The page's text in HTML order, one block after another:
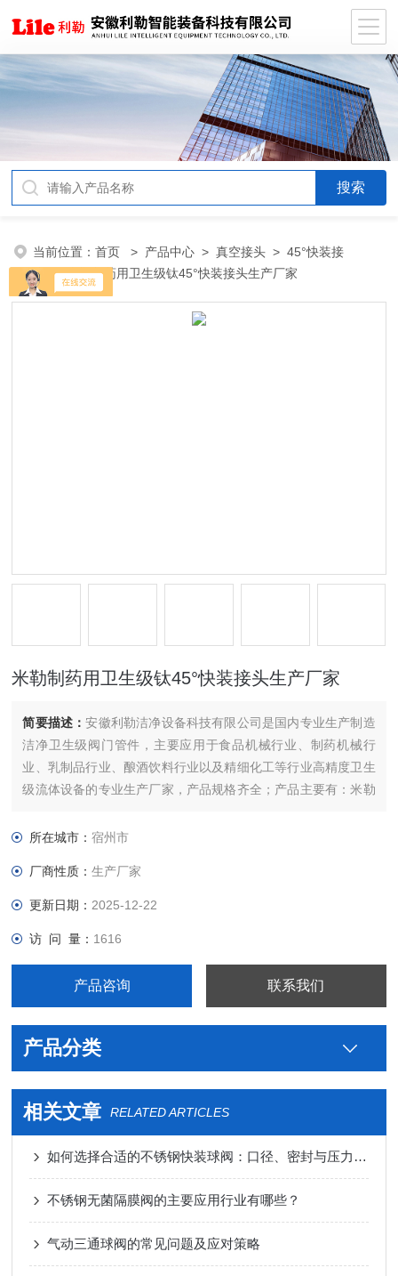
当前位置：首页 > 产品中心 >真空接头 >45°快装接
头
> 米勒制药用卫生级钛45°快装接头生产厂家
米勒制药用卫生级钛45°快装接头生产厂家
简要描述：安徽利勒洁净设备科技有限公司是国内专业生产制造
洁净卫生级阀门管件，主要应用于食品机械行业、制药机械行
业、乳制品行业、酿酒饮料行业以及精细化工等行业高精度卫生
级流体设备的专业生产厂家，产品规格齐全；产品主要有：米勒
真空法兰，真空管件，真空弯头，真空三通，真空大小头，ISO
所在城市：宿州市
厂商性质：生产厂家
更新日期： 2025-12-22
访 问 量： 1616
产品咨询 联系我们
产品分类
相关文章 RELATED ARTICLES
如何选择合适的不锈钢快装球阀：口径、密封与压力等级？
不锈钢无菌隔膜阀的主要应用行业有哪些？
气动三通球阀的常见问题及应对策略